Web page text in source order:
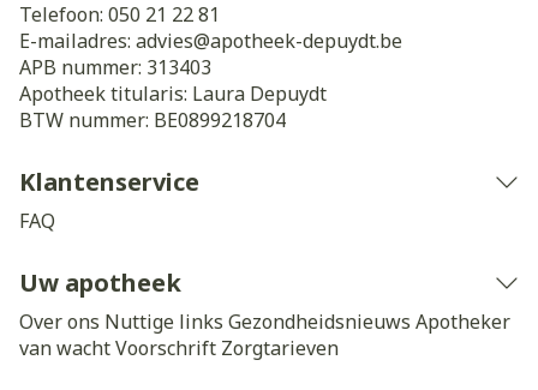
Telefoon: 050 21 22 81
E-mailadres: advies@apotheek-depuydt.be
APB nummer: 313403
Apotheek titularis: Laura Depuydt
BTW nummer: BE0899218704
Klantenservice
FAQ
Uw apotheek
Over ons Nuttige links Gezondheidsnieuws Apotheker
van wachtVoorschrift Zorgtarieven